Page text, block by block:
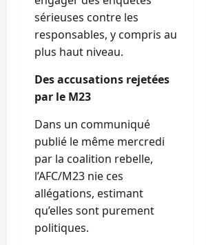
sérieuses contre les
responsables, y compris au
plus haut niveau.
Des accusations rejetées
par le M23
Dans un communiqué
publié le même mercredi
par la coalition rebelle,
l’AFC/M23 nie ces
allégations, estimant
qu’elles sont purement
politiques.